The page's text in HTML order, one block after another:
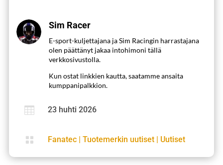
Sim Racer
E-sport-kuljettajana ja Sim Racingin harrastajana
olen päättänyt jakaa intohimoni tällä
verkkosivustolla.
Kun ostat linkkien kautta, saatamme ansaita
kumppanipalkkion.
 23 huhti 2026
 Fanatec | Tuotemerkin uutiset | Uutiset